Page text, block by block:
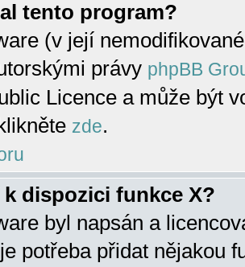
tento program?
(v její
právy phpBB
Licence a může být
zde.
dispozici funkce X?
byl napsán a
potřeba přidat nějakou